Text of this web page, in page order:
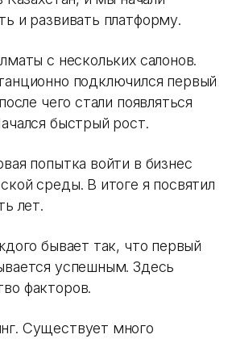
и развивать платформу.
с нескольких салонов.
подключился первый
чего стали появляться
быстрый рост.
попытка войти в бизнес
среды. В итоге я посвятил
лет.
бывает так, что первый
успешным. Здесь
факторов.
Существует много